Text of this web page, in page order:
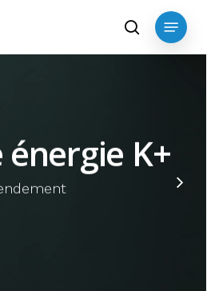
search
Menu
K+